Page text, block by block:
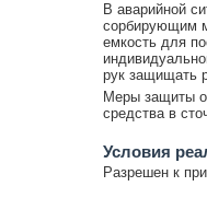
В аварийной
сорбирующим
емкость для
рук защищать
Меры защиты
средства в
Условия
Разрешен к